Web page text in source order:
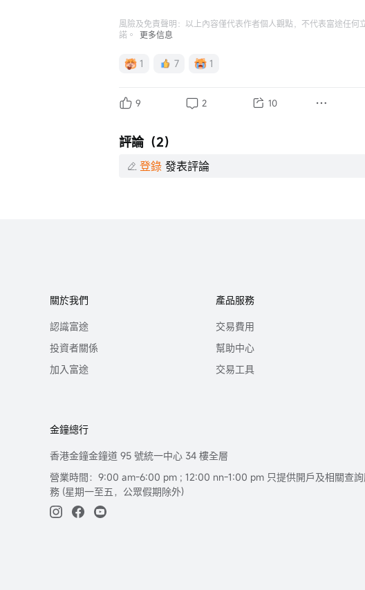
風險及免責聲明：以上內容僅代表作者個人觀點，不代表富途任
諾。
更多信息
1 7 1
9 2 10
評論（2）
登錄 發表評論
關於我們
認識富途
投資者關係
加入富途
產品服務
交易費用
幫助中心
交易工具
金鐘總行
香港金鐘金鐘道 95 號統一中心 34 樓全層
營業時間：9:00 am-6:00 pm ; 12:00 nn-1:00 pm 只提供開戶及相關查詢
務 (星期一至五，公眾假期除外)